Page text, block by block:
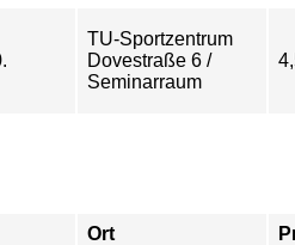
TU-Sportzentrum
Dovestraße 6 /
Seminarraum
Ort